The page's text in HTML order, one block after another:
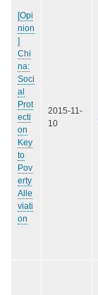
[Opi
nion
]
Chi
na:
Soci
al
Prot
ecti
on
Key
to
Pov
erty
Alle
viati
on
2015-11-
10